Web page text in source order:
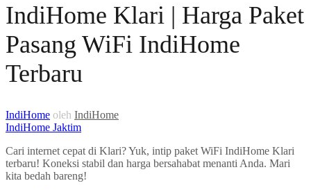
IndiHome Klari | Harga Paket
Pasang WiFi IndiHome
Terbaru
IndiHome oleh IndiHome
IndiHome Jaktim
Cari internet cepat di Klari? Yuk, intip paket WiFi IndiHome Klari
terbaru! Koneksi stabil dan harga bersahabat menanti Anda. Mari
kita bedah bareng!